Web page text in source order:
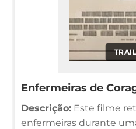
Enfermeiras de
Descrição: Este filme
enfermeiras durante